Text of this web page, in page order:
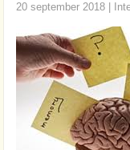
20 september 2018